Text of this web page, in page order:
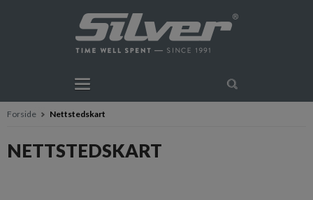
Forside Nettstedskart
NETTSTEDSKART